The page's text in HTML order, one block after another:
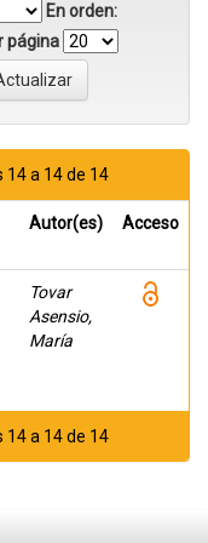
En orden:
página
14 a 14 de 14
Autor(es) Acceso
Tovar
Asensio,
María
14 a 14 de 14